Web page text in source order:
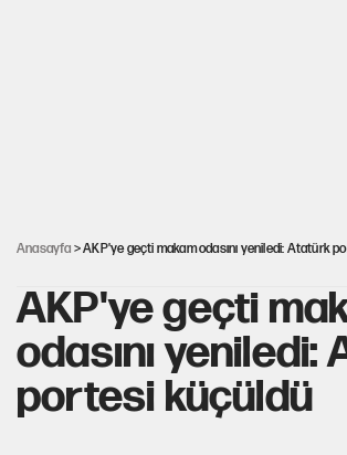
Anasayfa > AKP'ye geçti makam odasını yeniledi: Atatürk
AKP'ye geçti
odasını yeniledi:
portesi küçüldü